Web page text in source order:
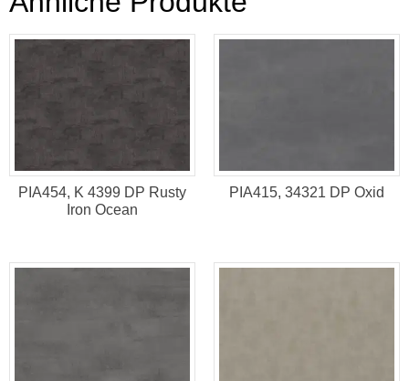
PIA454, K 4399 DP Rusty
Iron Ocean
PIA415, 34321 DP Oxid